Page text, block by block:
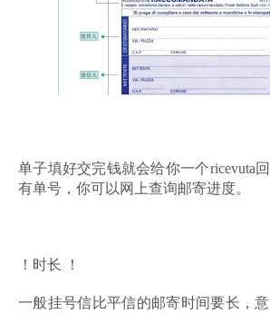
单子填好交完钱就会给你一个ricevuta
有单号，你可以网上查询邮寄进度。
！时长 ！
一般挂号信比平信的邮寄时间要长，